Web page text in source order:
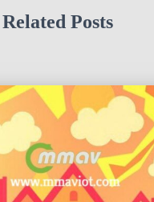
Related Posts